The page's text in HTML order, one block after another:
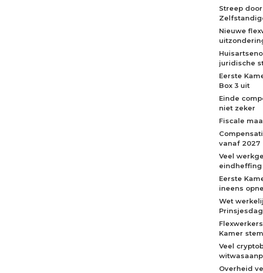
Streep
Nieuwe
juridische
Eerste
Box 3 uit
Einde
niet zeker
Fiscale
vanaf 2027
Veel
eindheffing
Eerste
ineens
Wet
Prinsjesdag
Kamer
Veel
Overheid